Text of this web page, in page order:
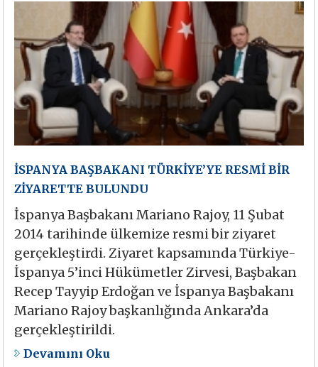
İSPANYA BAŞBAKANI TÜRKİYE’YE RESMİ BİR
ZİYARETTE BULUNDU
İspanya Başbakanı Mariano Rajoy, 11 Şubat
2014 tarihinde ülkemize resmi bir ziyaret
gerçekleştirdi. Ziyaret kapsamında Türkiye-
İspanya 5’inci Hükümetler Zirvesi, Başbakan
Recep Tayyip Erdoğan ve İspanya Başbakanı
Mariano Rajoy başkanlığında Ankara’da
gerçekleştirildi.
Devamını Oku